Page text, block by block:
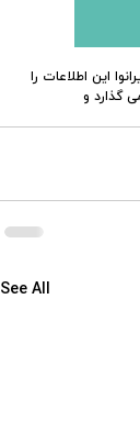
این اطلاعات را
گذارد و
See All